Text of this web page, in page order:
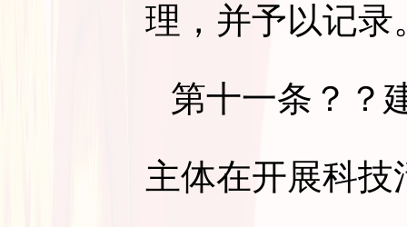
理，并予以记录
第十一条 ？？
主体在开展科